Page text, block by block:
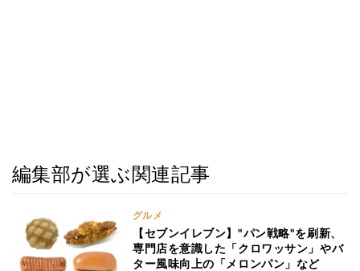
編集部が選ぶ関連記事
グルメ
【セブンイレブン】"パン戦略"を刷新、
専門店を意識した「クロワッサン」やバ
ター風味向上の「メロンパン」など